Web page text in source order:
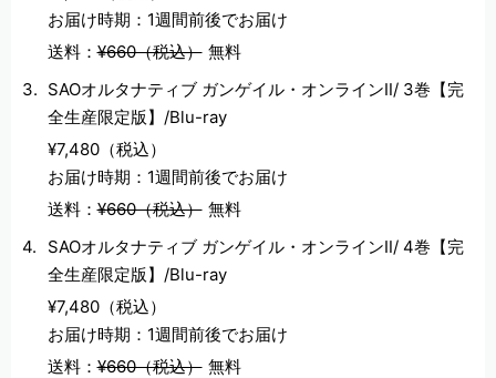
お届け時期：1週間前後でお届け
送料：¥660（税込） 無料
SAOオルタナティブ ガンゲイル・オンラインⅡ/ 3巻【完
全生産限定版】/Blu-ray
¥7,480（税込）
お届け時期：1週間前後でお届け
送料：¥660（税込） 無料
SAOオルタナティブ ガンゲイル・オンラインⅡ/ 4巻【完
全生産限定版】/Blu-ray
¥7,480（税込）
お届け時期：1週間前後でお届け
送料：¥660（税込） 無料